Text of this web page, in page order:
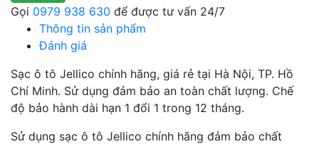
Gọi 0979 938 630 để được tư vấn 24/7
Thông tin sản phẩm
Đánh giá
Sạc ô tô Jellico chính hãng, giá rẻ tại Hà Nội, TP. Hồ
Chí Minh. Sử dụng đảm bảo an toàn chất lượng. Chế
độ bảo hành dài hạn 1 đổi 1 trong 12 tháng.
Sử dụng sạc ô tô Jellico chính hãng đảm bảo chất